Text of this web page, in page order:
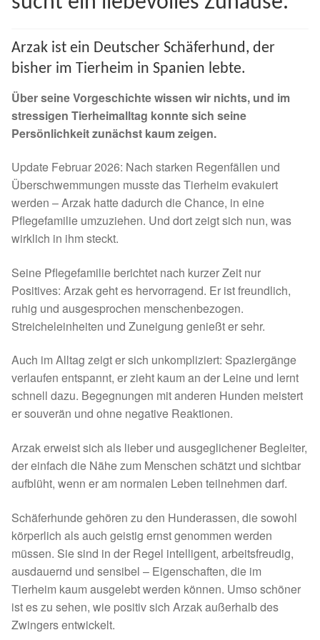
Juli bis Dezember 2023
Januar bis Juni 2023
Spenden 2022
Juli bis Dezember 2022
Januar bis Juni 2022
Spenden 2021
Juli bis Dezember 2021
Fördermitgliedschaft
Tierschutz
Auslandstierschutz
Unsere Notnasen
Notnasen in Deutschland
Notnasen noch im Ausland
Notnasen mit Handicap
Wichtige Gedanken vor der Adoption
Arzak ist ein Deutscher Schäferhund, der
bisher im Tierheim in Spanien lebte.
Über seine Vorgeschichte wissen wir nichts, und im
stressigen Tierheimalltag konnte sich seine
Persönlichkeit zunächst kaum zeigen.
Update Februar 2026: Nach starken Regenfällen und
Überschwemmungen musste das Tierheim evakuiert
werden – Arzak hatte dadurch die Chance, in eine
Pflegefamilie umzuziehen. Und dort zeigt sich nun, was
wirklich in ihm steckt.
Seine Pflegefamilie berichtet nach kurzer Zeit nur
Positives: Arzak geht es hervorragend. Er ist freundlich,
ruhig und ausgesprochen menschenbezogen.
Streicheleinheiten und Zuneigung genießt er sehr.
Auch im Alltag zeigt er sich unkompliziert: Spaziergänge
verlaufen entspannt, er zieht kaum an der Leine und lernt
schnell dazu. Begegnungen mit anderen Hunden meistert
er souverän und ohne negative Reaktionen.
Arzak erweist sich als lieber und ausgeglichener Begleiter,
der einfach die Nähe zum Menschen schätzt und sichtbar
aufblüht, wenn er am normalen Leben teilnehmen darf.
Schäferhunde gehören zu den Hunderassen, die sowohl
körperlich als auch geistig ernst genommen werden
müssen. Sie sind in der Regel intelligent, arbeitsfreudig,
ausdauernd und sensibel – Eigenschaften, die im
Tierheim kaum ausgelebt werden können. Umso schöner
ist es zu sehen, wie positiv sich Arzak außerhalb des
Zwingers entwickelt.